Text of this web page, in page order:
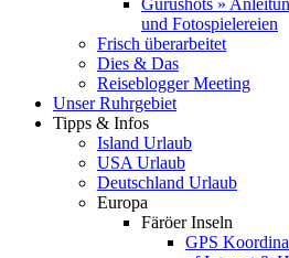
Gurushots »
und Fotospielereien
Frisch überarbeitet
Dies & Das
Reiseblogger Meeting
Unser Ruhrgebiet
Tipps & Infos
Island Urlaub
USA Urlaub
Deutschland Urlaub
Europa
Färöer Inseln
GPS